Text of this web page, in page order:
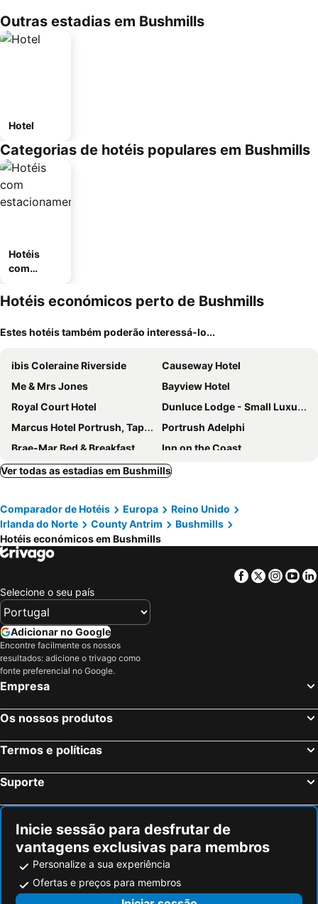
Outras estadias em Bushmills
Hotel
Categorias de hotéis populares em Bushmills
Hotéis
com
mento
Hotéis económicos perto de Bushmills
Estes hotéis também poderão interessá-lo...
ibis Coleraine Riverside
Causeway Hotel
Me & Mrs Jones
Bayview Hotel
Royal Court Hotel
Dunluce Lodge - Small Luxury Hotels of the World
Marcus Hotel Portrush, Tapestry Collection By Hilton
Portrush Adelphi
Brae-Mar Bed & Breakfast
Inn on the Coast
The Lodge Hotel
Bushtown Hotel & Spa
Ver todas as estadias em Bushmills
Comparador de Hotéis Europa
Reino Unido
Irlanda do Norte
County Antrim
Bushmills
Hotéis económicos em Bushmills
Facebook
Twitter
Selecione o seu país
Adicionar no Google
Encontre facilmente os nossos
resultados: adicione o trivago como
fonte preferencial no Google.
Empresa
Os nossos produtos
Termos e políticas
Suporte
Inicie sessão para desfrutar de
vantagens exclusivas para membros
Personalize a sua experiência
Ofertas e preços para membros